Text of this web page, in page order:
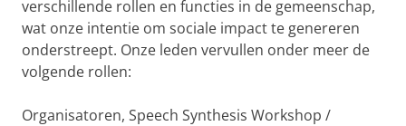
verschillende rollen en functies in de gemeenschap,
wat onze intentie om sociale impact te genereren
onderstreept. Onze leden vervullen onder meer de
volgende rollen:
Organisatoren, Speech Synthesis Workshop /